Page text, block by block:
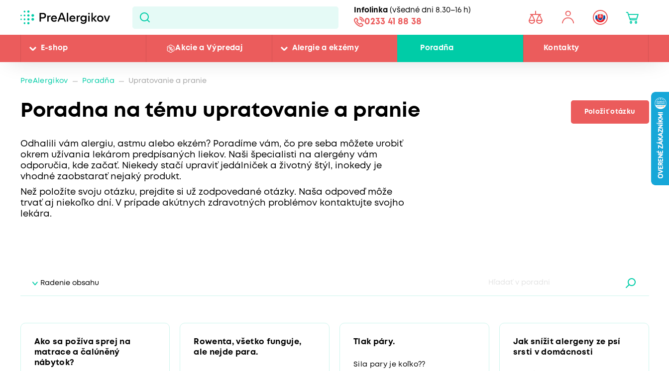
Infolinka (všedné dni 8.30–16 h)
0233 41 88 38
E-shop Akcie a Výpredaj Alergie a ekzémy Poradňa Kontakty
PreAlergikov Poradňa Upratovanie a pranie
Poradna na tému upratovanie a pranie
Odhalili vám alergiu, astmu alebo ekzém? Poradíme vám, čo pre seba môžete urobiť
okrem užívania lekárom predpísaných liekov. Naši špecialisti na alergény vám
odporučia, kde začať. Niekedy stačí upraviť jedálniček a životný štýl, inokedy je
vhodné zaobstarať nejaký produkt.
Než položíte svoju otázku, prejdite si už zodpovedané otázky. Naša odpoveď môže
trvať aj niekoľko dní. V prípade akútnych zdravotných problémov kontaktujte svojho
lekára.
Položiť otázku
Radenie obsahu
Ako sa požíva sprej na
matrace a čalúněný
nábytok?
Rowenta, všetko funguje,
ale nejde para.
Tlak páry.
Sila pary je koľko??
Jak snížit alergeny ze psí
srsti v domácnosti